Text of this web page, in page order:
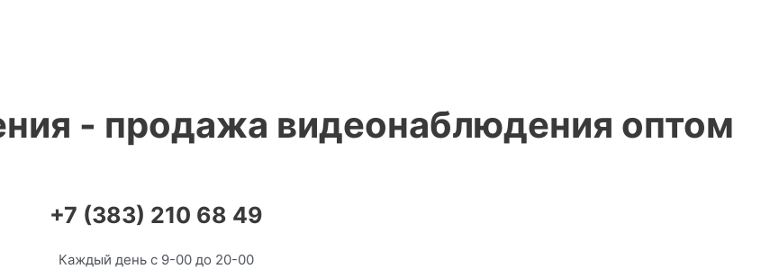
- продажа видеонаблюдения оптом
+7 (383) 210 68 49
Каждый день с 9-00 до 20-00